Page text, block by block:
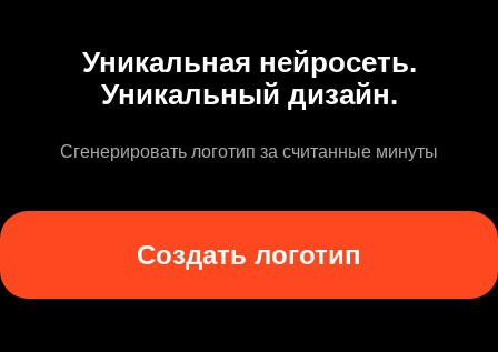
Уникальная нейросеть.
Уникальный дизайн.
Сгенерировать логотип за считанные минуты
Создать логотип